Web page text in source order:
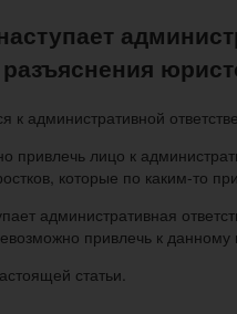
привлечь лицо к
которые по каким-то
административная
привлечь к данному
статьи.